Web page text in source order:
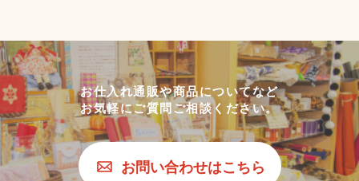
お仕入れ通販や商品についてなど
お気軽にご質問ご相談ください。
お問い合わせはこちら